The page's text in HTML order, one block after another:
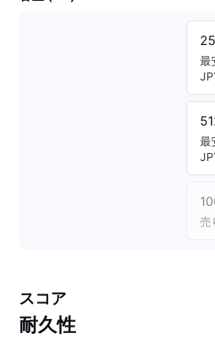
最
最
売
スコア
耐久性